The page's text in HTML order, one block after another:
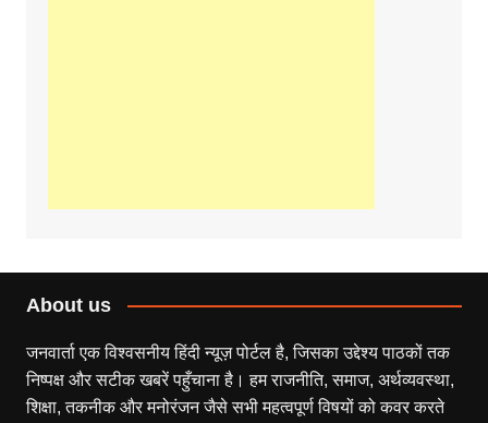
About us
जनवार्ता एक विश्वसनीय हिंदी न्यूज़ पोर्टल है, जिसका उद्देश्य पाठकों तक
निष्पक्ष और सटीक खबरें पहुँचाना है। हम राजनीति, समाज, अर्थव्यवस्था,
शिक्षा, तकनीक और मनोरंजन जैसे सभी महत्वपूर्ण विषयों को कवर करते